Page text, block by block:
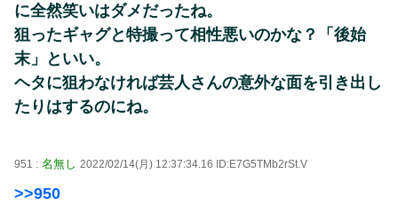
に全然笑いはダメだったね。
狙ったギャグと特撮って相性悪いのかな？「後始
末」といい。
ヘタに狙わなければ芸人さんの意外な面を引き出し
たりはするのにね。
951 : 名無し 2022/02/14(月) 12:37:34.16 ID:E7G5TMb2rSt.V
>>950